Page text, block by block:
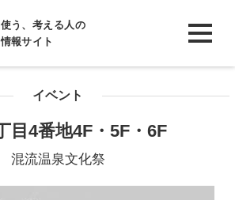
う、考える人の
報サイト
イベント
目4番地4F・5F・6F
混流温泉文化祭